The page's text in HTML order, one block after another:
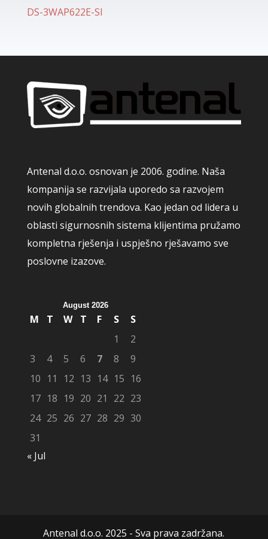
DS-3WAP622E-SI
Antenal d.o.o. osnovan je 2006. godine. Naša
kompanija se razvijala uporedo sa razvojem
novih globalnih trendova. Kao jedan od lidera u
oblasti sigurnosnih sistema klijentima pružamo
kompletna rješenja i uspješno rješavamo sve
poslovne izazove.
August 2026
M T W T F S
S
1
2
3
4 5 6 7 8
9
10 11 12 13 14 15 16
17 18 19 20 21 22 23
24 25 26 27 28 29 30
31
« Jul
Antenal d.o.o. 2025 - Sva prava zadržana.